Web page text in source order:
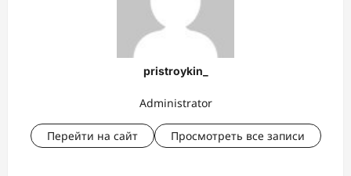
pristroykin_
Administrator
Перейти на сайт Просмотреть все записи